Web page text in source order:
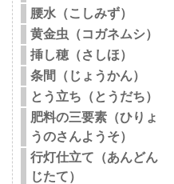
腰水（こしみず）
黄金虫（コガネムシ）
挿し穂（さしほ）
条間（じょうかん）
とう立ち（とうだち）
肥料の三要素（ひりょ
うのさんようそ）
行灯仕立て（あんどん
じたて）